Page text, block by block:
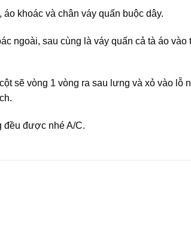
khoác và chân váy quấn buộc dây.
ngoài, sau cùng là váy quấn cả tà áo vào
sẽ vòng 1 vòng ra sau lưng và xỏ vào lỗ
đều được nhé A/C.